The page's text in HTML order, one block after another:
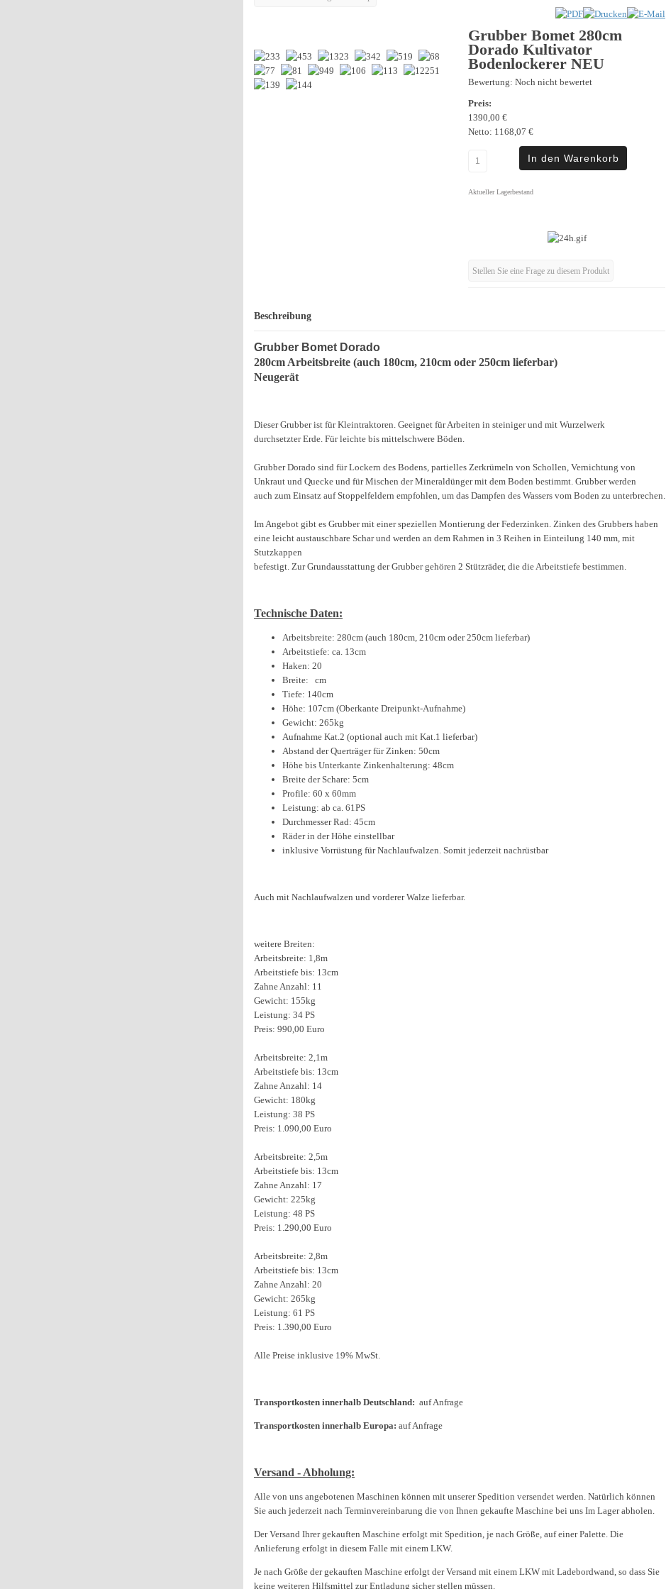
Grubber Bomet 280cm
Dorado Kultivator
Bodenlockerer NEU
Bewertung: Noch nicht bewertet
Preis:
1390,00 €
Netto: 1168,07 €
Aktueller Lagerbestand
Stellen Sie eine Frage zu diesem Produkt
Beschreibung
Grubber Bomet Dorado
280cm Arbeitsbreite (auch 180cm, 210cm oder 250cm lieferbar)
Neugerät
Dieser Grubber ist für Kleintraktoren. Geeignet für Arbeiten in steiniger und mit Wurzelwerk
durchsetzter Erde. Für leichte bis mittelschwere Böden.
Grubber Dorado sind für Lockern des Bodens, partielles Zerkrümeln von Schollen, Vernichtung von
Unkraut und Quecke und für Mischen der Mineraldünger mit dem Boden bestimmt. Grubber werden
auch zum Einsatz auf Stoppelfeldern empfohlen, um das Dampfen des Wassers vom Boden zu unterbrechen.
Im Angebot gibt es Grubber mit einer speziellen Montierung der Federzinken. Zinken des Grubbers haben
eine leicht austauschbare Schar und werden an dem Rahmen in 3 Reihen in Einteilung 140 mm, mit
Stutzkappen
befestigt. Zur Grundausstattung der Grubber gehören 2 Stützräder, die die Arbeitstiefe bestimmen.
Technische Daten:
Arbeitsbreite: 280cm (auch 180cm, 210cm oder 250cm lieferbar)
Arbeitstiefe: ca. 13cm
Haken: 20
Breite: cm
Tiefe: 140cm
Höhe: 107cm (Oberkante Dreipunkt-Aufnahme)
Gewicht: 265kg
Aufnahme Kat.2 (optional auch mit Kat.1 lieferbar)
Abstand der Querträger für Zinken: 50cm
Höhe bis Unterkante Zinkenhalterung: 48cm
Breite der Schare: 5cm
Profile: 60 x 60mm
Leistung: ab ca. 61PS
Durchmesser Rad: 45cm
Räder in der Höhe einstellbar
inklusive Vorrüstung für Nachlaufwalzen. Somit jederzeit nachrüstbar
Auch mit Nachlaufwalzen und vorderer Walze lieferbar.
weitere Breiten:
Arbeitsbreite: 1,8m
Arbeitstiefe bis: 13cm
Zahne Anzahl: 11
Gewicht: 155kg
Leistung: 34 PS
Preis: 990,00 Euro
Arbeitsbreite: 2,1m
Arbeitstiefe bis: 13cm
Zahne Anzahl: 14
Gewicht: 180kg
Leistung: 38 PS
Preis: 1.090,00 Euro
Arbeitsbreite: 2,5m
Arbeitstiefe bis: 13cm
Zahne Anzahl: 17
Gewicht: 225kg
Leistung: 48 PS
Preis: 1.290,00 Euro
Arbeitsbreite: 2,8m
Arbeitstiefe bis: 13cm
Zahne Anzahl: 20
Gewicht: 265kg
Leistung: 61 PS
Preis: 1.390,00 Euro
Alle Preise inklusive 19% MwSt.
Transportkosten innerhalb Deutschland: auf Anfrage
Transportkosten innerhalb Europa: auf Anfrage
Versand - Abholung:
Alle von uns angebotenen Maschinen können mit unserer Spedition versendet werden. Natürlich können
Sie auch jederzeit nach Terminvereinbarung die von Ihnen gekaufte Maschine bei uns Im Lager abholen.
Der Versand Ihrer gekauften Maschine erfolgt mit Spedition, je nach Größe, auf einer Palette. Die
Anlieferung erfolgt in diesem Falle mit einem LKW.
Je nach Größe der gekauften Maschine erfolgt der Versand mit einem LKW mit Ladebordwand, so dass Sie
keine weiteren Hilfsmittel zur Entladung sicher stellen müssen.